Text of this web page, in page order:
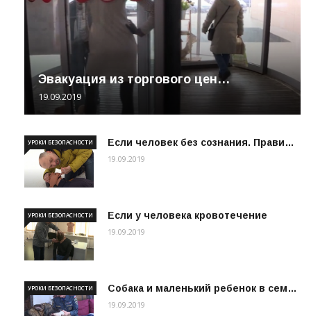
Эвакуация из торгового цен…
19.09.2019
Если человек без сознания. Прави…
УРОКИ БЕЗОПАСНОСТИ
19.09.2019
Если у человека кровотечение
УРОКИ БЕЗОПАСНОСТИ
19.09.2019
Собака и маленький ребенок в сем…
УРОКИ БЕЗОПАСНОСТИ
19.09.2019